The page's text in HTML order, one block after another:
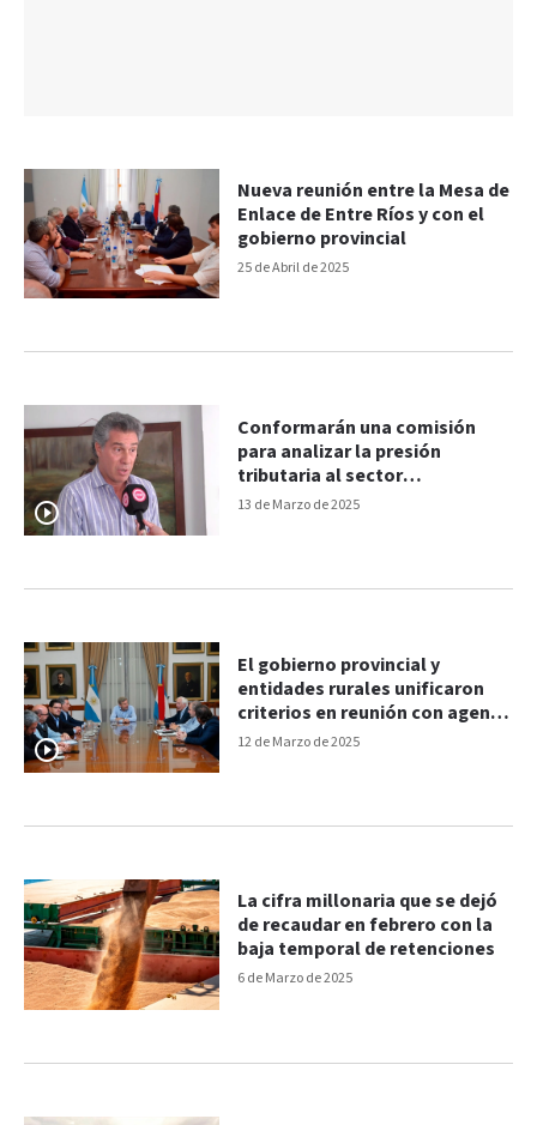
25 de Abril de 2025
Nueva reunión entre la Mesa de
Enlace de Entre Ríos y con el
gobierno provincial
13 de Marzo de 2025
Conformarán una comisión
para analizar la presión
tributaria al sector
agropecuario
12 de Marzo de 2025
El gobierno provincial y
entidades rurales unificaron
criterios en reunión con agenda
abierta
6 de Marzo de 2025
La cifra millonaria que se dejó
de recaudar en febrero con la
baja temporal de retenciones